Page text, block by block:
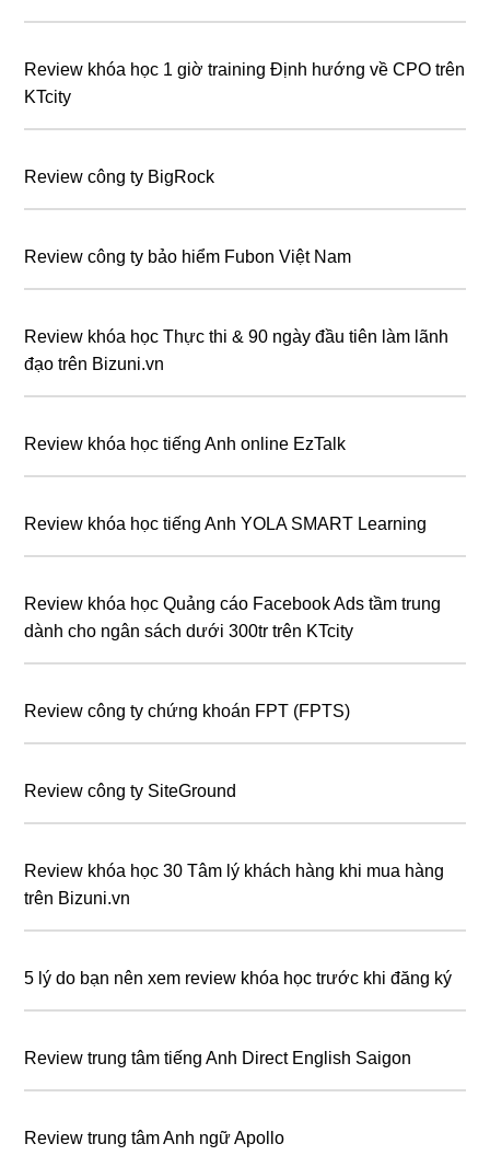
Review khóa học 1 giờ training Định hướng về CPO trên
KTcity
Review công ty BigRock
Review công ty bảo hiểm Fubon Việt Nam
Review khóa học Thực thi & 90 ngày đầu tiên làm lãnh
đạo trên Bizuni.vn
Review khóa học tiếng Anh online EzTalk
Review khóa học tiếng Anh YOLA SMART Learning
Review khóa học Quảng cáo Facebook Ads tầm trung
dành cho ngân sách dưới 300tr trên KTcity
Review công ty chứng khoán FPT (FPTS)
Review công ty SiteGround
Review khóa học 30 Tâm lý khách hàng khi mua hàng
trên Bizuni.vn
5 lý do bạn nên xem review khóa học trước khi đăng ký
Review trung tâm tiếng Anh Direct English Saigon
Review trung tâm Anh ngữ Apollo